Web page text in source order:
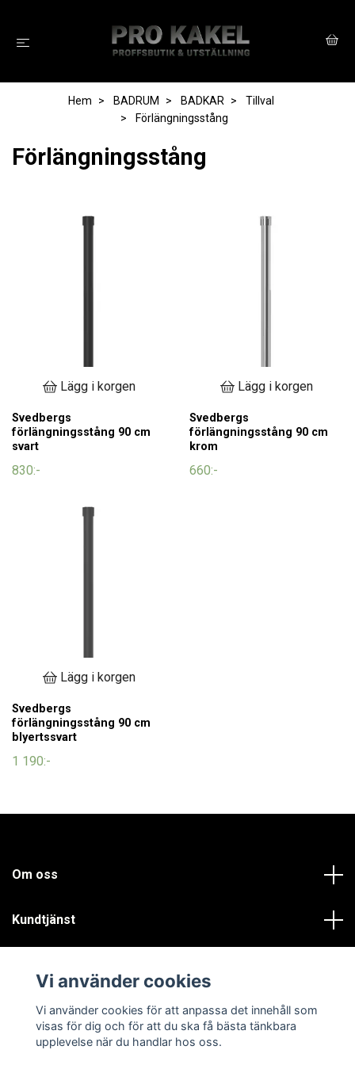
Hem BADRUM BADKAR
Tillval
Förlängningsstång
Förlängningsstång
Lägg i korgen
Svedbergs
förlängningsstång 90 cm
svart
830:-
Lägg i korgen
Svedbergs
förlängningsstång 90 cm
krom
660:-
Lägg i korgen
Svedbergs
förlängningsstång 90 cm
blyertssvart
1 190:-
Om oss
Kundtjänst
Sociala medier
Vi använder cookies
Vi använder cookies för att anpassa det innehåll som
visas för dig och för att du ska få bästa tänkbara
upplevelse när du handlar hos oss.